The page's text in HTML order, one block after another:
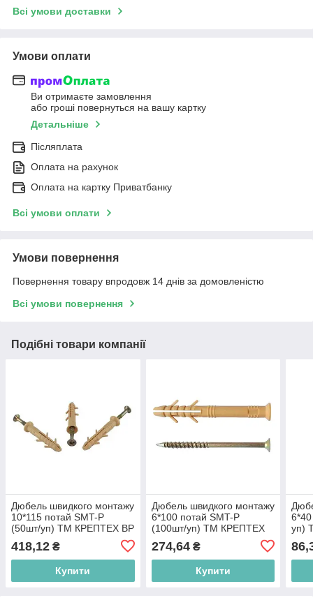
Всі умови доставки
Умови оплати
Ви отримаєте замовлення
або гроші повернуться на вашу картку
Детальніше
Післяплата
Оплата на рахунок
Оплата на картку Приватбанку
Всі умови оплати
Умови повернення
Повернення товару впродовж 14 днів за домовленістю
Всі умови повернення
Подібні товари компанії
Дюбель швидкого монтажу
10*115 потай SMT-P
(50шт/уп) ТМ КРЕПТЕХ BP
418,12 ₴
Купити
Дюбель швидкого монтажу
6*100 потай SMT-P
(100шт/уп) ТМ КРЕПТЕХ
274,64₴
Купити
уп)